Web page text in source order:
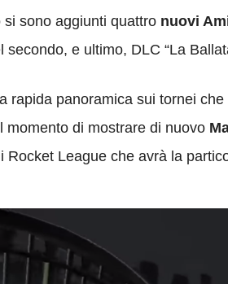
si sono aggiunti quattro nuovi
secondo, e ultimo, DLC “La
rapida panoramica sui tornei
momento di mostrare di nuovo
Rocket League che avrà la